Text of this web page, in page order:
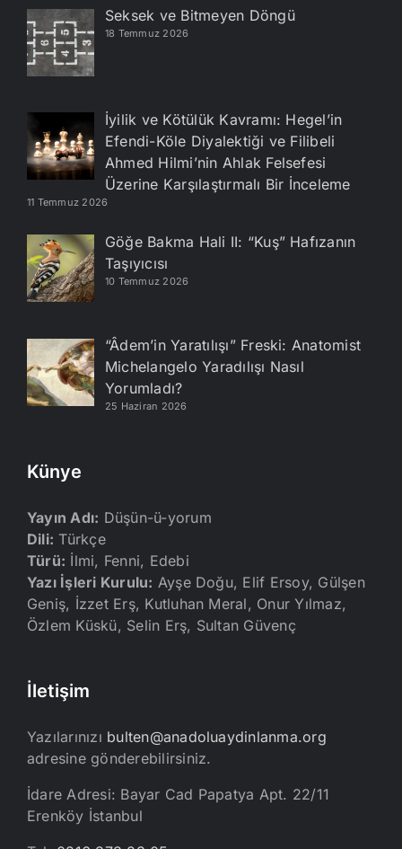
Seksek ve Bitmeyen Döngü
18 Temmuz 2026
İyilik ve Kötülük Kavramı: Hegel’in
Efendi-Köle Diyalektiği ve Filibeli
Ahmed Hilmi’nin Ahlak Felsefesi
Üzerine Karşılaştırmalı Bir İnceleme
11 Temmuz 2026
Göğe Bakma Hali II: “Kuş” Hafızanın
Taşıyıcısı
10 Temmuz 2026
“Âdem’in Yaratılışı” Freski: Anatomist
Michelangelo Yaradılışı Nasıl
Yorumladı?
25 Haziran 2026
Künye
Yayın Adı: Düşün-ü-yorum
Dili: Türkçe
Türü: İlmi, Fenni, Edebi
Yazı İşleri Kurulu: Ayşe Doğu, Elif Ersoy, Gülşen
Geniş, İzzet Erş, Kutluhan Meral, Onur Yılmaz,
Özlem Küskü, Selin Erş, Sultan Güvenç
İletişim
Yazılarınızı bulten@anadoluaydinlanma.org
adresine gönderebilirsiniz.
İdare Adresi: Bayar Cad Papatya Apt. 22/11
Erenköy İstanbul